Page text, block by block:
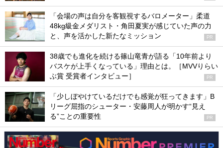
「会場の声は自分を客観視するバロメーター」柔道
48kg級金メダリスト・角田夏実が感じていた声の力
と、声を活かした新たなミッション
PR
38歳でも進化を続ける篠山竜青が語る「10年前より
バスケが上手くなっている」理由とは。［MVVりらい
ぶ賞 受賞者インタビュー］
PR
「少しぼやけているだけでも感覚が狂ってきます」B
リーグ屈指のシューター・安藤周人が明かす“見え
る”ことの重要性
PR